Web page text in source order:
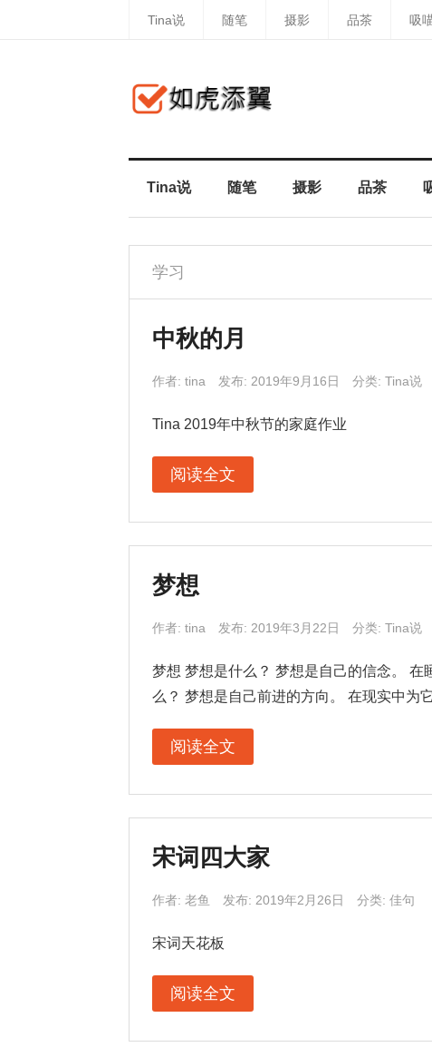
Tina说 随笔 摄影 品茶 吸
Tina说 随笔 摄影 品茶
学习
中秋的月
作者: tina 发布: 2019年9月16日 分类: Tina说
Tina 2019年中秋节的家庭作业
阅读全文
梦想
作者: tina 发布: 2019年3月22日 分类: Tina说
梦想 梦想是什么？ 梦想是自己的信念。
么？ 梦想是自己前进的方向。 在现实中
阅读全文
宋词四大家
作者: 老鱼 发布: 2019年2月26日 分类: 佳句
宋词天花板
阅读全文